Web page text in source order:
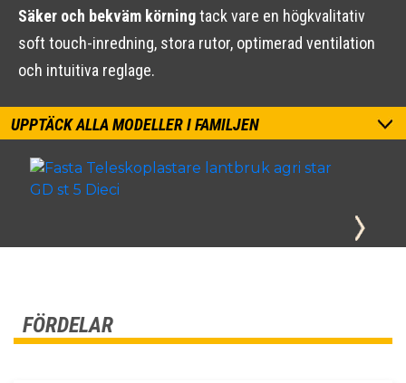
Säker och bekväm körningtack vare en högkvalitativ
soft touch-inredning, stora rutor, optimerad ventilation
och intuitiva reglage.
UPPTÄCK ALLA MODELLER I FAMILJEN
FÖRDELAR